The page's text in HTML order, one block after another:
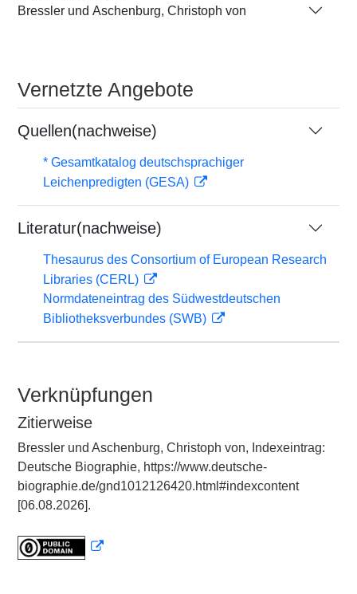
Bressler und Aschenburg, Christoph von
Vernetzte Angebote
Quellen(nachweise)
* Gesamtkatalog deutschsprachiger
Leichenpredigten (GESA)
Literatur(nachweise)
Thesaurus des Consortium of European Research
Libraries (CERL)
Normdateneintrag des Südwestdeutschen
Bibliotheksverbundes (SWB)
Verknüpfungen
Zitierweise
Bressler und Aschenburg, Christoph von, Indexeintrag:
Deutsche Biographie, https://www.deutsche-
biographie.de/gnd1012126420.html#indexcontent
[06.08.2026].